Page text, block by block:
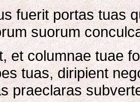
fuerit portas tuas
suorum
et columnae tuae
tuas, diripient
praeclaras